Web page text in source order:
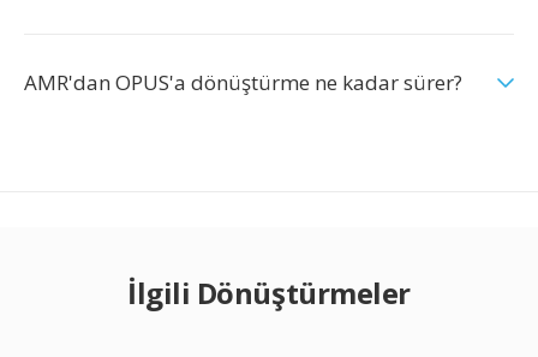
AMR'dan OPUS'a dönüştürme ne kadar sürer?
İlgili Dönüştürmeler